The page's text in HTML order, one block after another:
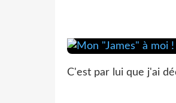
C'est par lui que j'ai